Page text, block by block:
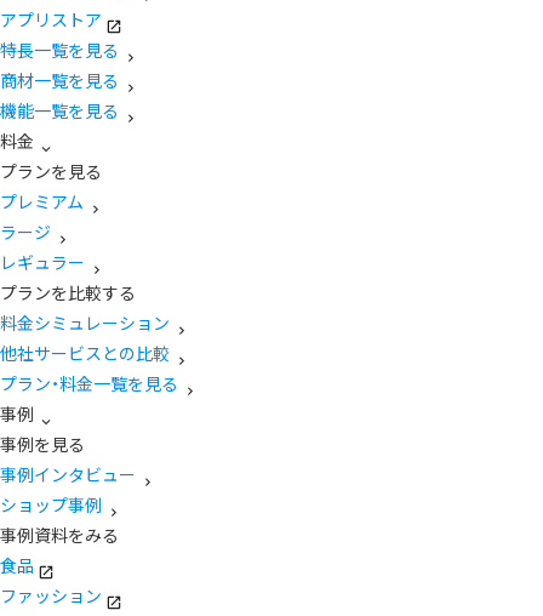
アプリストア
特長一覧を見る
商材一覧を見る
機能一覧を見る
料金
プランを見る
プレミアム
ラージ
レギュラー
プランを比較する
料金シミュレーション
他社サービスとの比較
プラン・料金一覧を見る
事例
事例を見る
事例インタビュー
ショップ事例
事例資料をみる
食品
ファッション